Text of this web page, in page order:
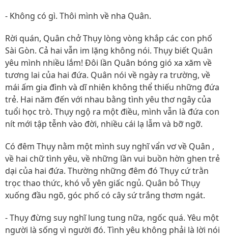
- Không có gì. Thôi mình về nha Quân.
Rời quán, Quân chở Thụy lòng vòng khắp các con phố
Sài Gòn. Cả hai vẫn im lặng không nói. Thụy biết Quân
yêu mình nhiều lắm! Đôi lần Quân bóng gió xa xăm về
tương lai của hai đứa. Quân nói về ngày ra trường, về
mái ấm gia đình và dĩ nhiên không thể thiếu những đứa
trẻ. Hai năm đến với nhau bằng tình yêu thơ ngây của
tuổi học trò. Thụy ngộ ra một điều, mình vẫn là đứa con
nít mới tập tễnh vào đời, nhiều cái lạ lẫm và bỡ ngỡ.
Có đêm Thụy nằm một mình suy nghĩ vẩn vơ về Quân ,
về hai chữ tình yêu, về những lần vui buồn hờn ghen trẻ
dại của hai đứa. Thường những đêm đó Thụy cứ trằn
trọc thao thức, khó vỗ yên giấc ngủ. Quân bỏ Thụy
xuống đầu ngõ, góc phố có cây sứ trắng thơm ngát.
- Thụy đừng suy nghĩ lung tung nữa, ngốc quá. Yêu một
người là sống vì người đó. Tình yêu không phải là lời nói